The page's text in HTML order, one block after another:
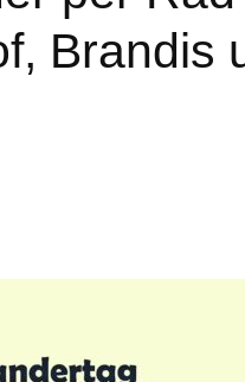
Brandis